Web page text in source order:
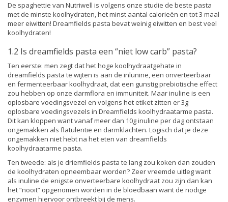
De spaghettie van Nutriwell is volgens onze studie de beste pasta
met de minste koolhydraten, het minst aantal calorieën en tot 3 maal
meer eiwitten! Dreamfields pasta bevat weinig eiwitten en best veel
koolhydraten!
1.2 Is dreamfields pasta een “niet low carb” pasta?
Ten eerste: men zegt dat het hoge koolhydraatgehate in
dreamfields pasta te wijten is aan de inlunine, een onverteerbaar
en fermenteerbaar koolhydraat, dat een gunstig prebiotische effect
zou hebben op onze darmflora en immuniteit. Maar inuline is een
oplosbare voedingsvezel en volgens het etiket zitten er 3g
oplosbare voedingsvezels in Dreamfields koolhydraatarme pasta.
Dit kan kloppen want vanaf meer dan 10g inuline per dag ontstaan
ongemakken als flatulentie en darmklachten. Logisch dat je deze
ongemakken niet hebt na het eten van dreamfields
koolhydraatarme pasta.
Ten tweede: als je driemfields pasta te lang zou koken dan zouden
de koolhydraten opneembaar worden? Zeer vreemde uitleg want
als inuline de enigste onverteerbare koolhydraat zou zijn dan kan
het “nooit” opgenomen worden in de bloedbaan want de nodige
enzymen hiervoor ontbreekt bij de mens.